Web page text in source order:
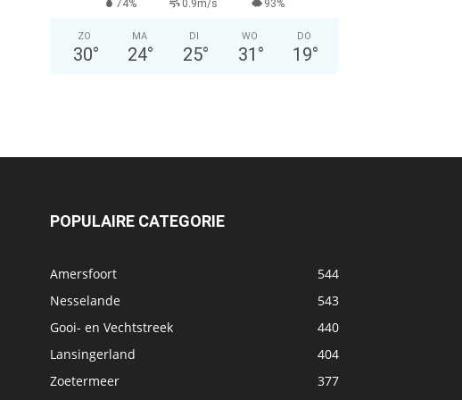
74% 0.9m/s 93%
ZO
30°
MA
24°
DI
25°
WO
31 °
DO
19°
POPULAIRE CATEGORIE
Amersfoort
544
Nesselande
543
Gooi- en Vechtstreek
440
Lansingerland
404
Zoetermeer
377